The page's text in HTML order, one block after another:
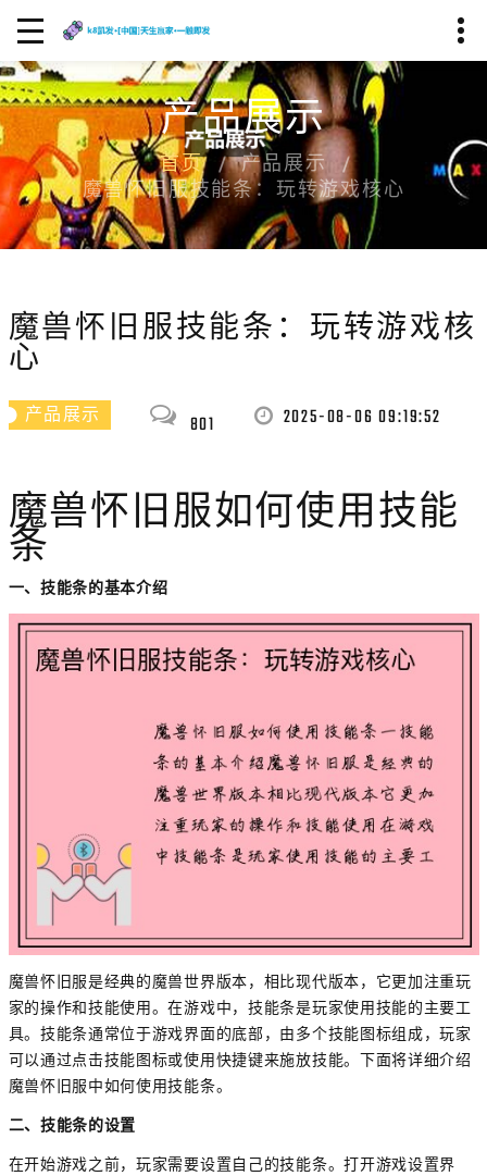
产品展示
首页
产品展示
魔兽怀旧服技能条：玩转游戏核心
魔兽怀旧服技能条：玩转游戏核
心
产品展示 801 2025-08-06 09:19:52
魔兽怀旧服如何使用技能
条
一、技能条的基本介绍
魔兽怀旧服是经典的魔兽世界版本，相比现代版本，它更加注重玩
家的操作和技能使用。在游戏中，技能条是玩家使用技能的主要工
具。技能条通常位于游戏界面的底部，由多个技能图标组成，玩家
可以通过点击技能图标或使用快捷键来施放技能。下面将详细介绍
魔兽怀旧服中如何使用技能条。
二、技能条的设置
在开始游戏之前，玩家需要设置自己的技能条。打开游戏设置界